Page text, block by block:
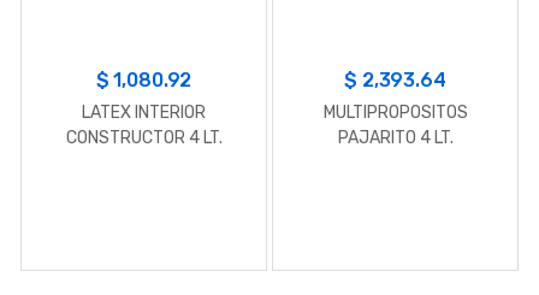
$1,080.92
LATEX INTERIOR
CONSTRUCTOR 4 LT.
$ 2,393.64
MULTIPROPOSITOS
PAJARITO 4 LT.